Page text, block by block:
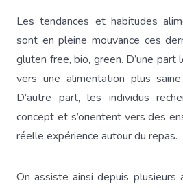
Les tendances et habitudes
sont en pleine mouvance ces
gluten free, bio, green. D’une
vers une alimentation plus
D’autre part, les individus
concept et s’orientent vers des
réelle expérience autour du repas.
On assiste ainsi depuis plusieurs